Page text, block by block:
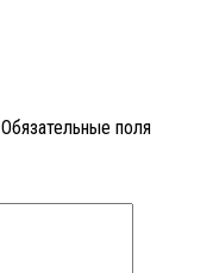
Обязательные поля